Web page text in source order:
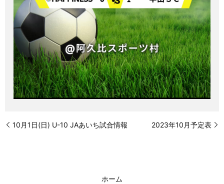
10月1日(日) U-10 JAあいち試合情報 2023年10月予定表
ホーム